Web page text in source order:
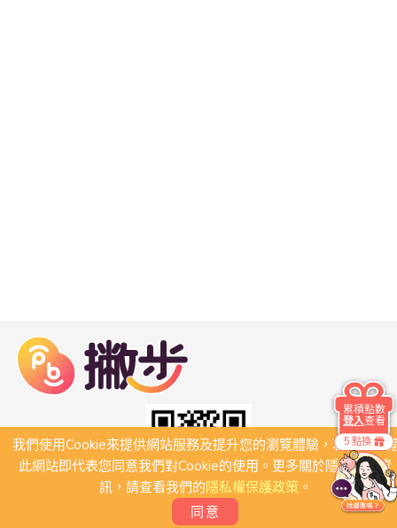
我們使用Cookie來提供網站服務及提升您的瀏覽體驗，若繼續瀏
此網站即代表您同意我們對Cookie的使用。更多關於隱私保護資
訊，請查看我們的隱私權保護政策。
同意
5 點換
累積點數
登入查看